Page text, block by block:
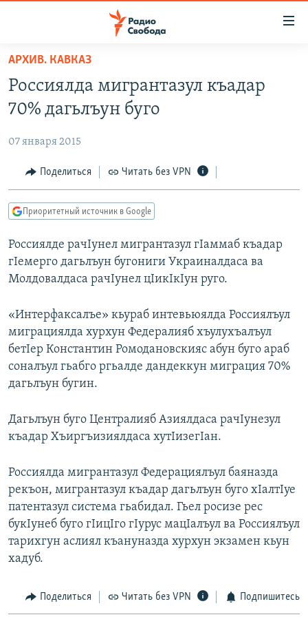
упрощенного
доступа
Вернуться
основному
Вернутся
главной
навигации
Вернутся
поиску
ПОДКАСТЫ
АВТОРСКИЕ ПРОЕКТЫ
ЦИТАТЫ СВОБОДЫ
МНЕНИЯ
IDEL.РЕАЛИИ
КАВКАЗ.РЕАЛИИ
СЕВЕР.РЕАЛИИ
РАСПИСАНИЕ ВЕЩАНИЯ
ПОДПИШИТЕСЬ НА РАССЫЛКУ
СОЦИАЛЬНЫЕ СЕТИ
Все сайты РСЕ/РС
АРХИВ. КАВКАЗ
Россиялда мигрантазул къадар
70% дагьлъун буго
07 января 2015
Поделиться Читать без VPN
Приоритетный источник в Google
Россиялде рачIунел мигрантазул гIаммаб къадар
гIемерго дагьлъун бугониги Украиналдаса ва
Молдовалдаса рачIунел цIикIкIун руго.
«Интерфаксалъе» кьураб интевьюялда Россиялъул
миграциялда хурхун Федералияб хъулухъалъул
бетIер Константин Ромодановскияс абун буго араб
соналъул гьабго ргьалде дандеккун миграция 70%
дагьлъун бугин.
Дагьлъун буго Централияб Азиялдаса рачIунезул
къадар Хъиргъизиялдаса хутIизегIан.
Россиялда мигрантазул Федерациялъул баяназда
рекъон, мигрантазул къадар дагьлъун буго хIалтIуе
патентазул система гьабидал. Гьел росизе рес
букIунеб буго гIицIго гIурус мацIалъул ва Россиялъул
тарихгун аслиял къануназда хурхун экзамен кьун
хадуб.
Поделиться Читать без VPN Подпишитесь